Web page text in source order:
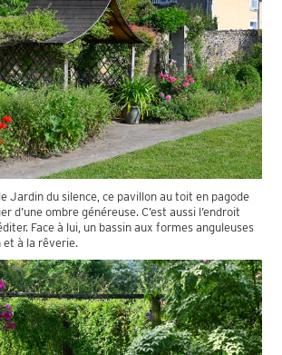
Jardin du silence, ce pavillon au toit en pagode
d’une ombre généreuse. C’est aussi l’endroit
Face à lui, un bassin aux formes anguleuses
à la rêverie.